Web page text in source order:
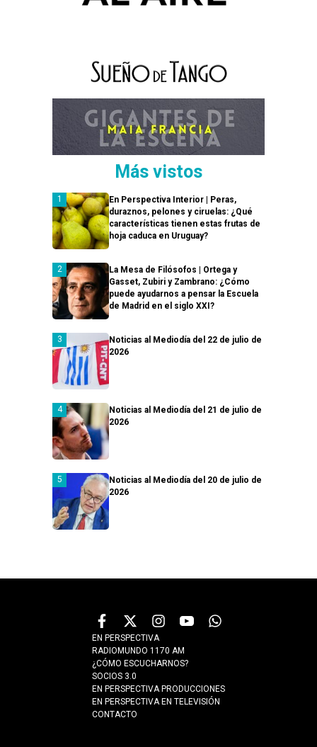
Más vistos
En Perspectiva Interior | Peras,
duraznos, pelones y ciruelas: ¿Qué
características tienen estas frutas de
hoja caduca en Uruguay?
La Mesa de Filósofos | Ortega y
Gasset, Zubiri y Zambrano: ¿Cómo
puede ayudarnos a pensar la Escuela
de Madrid en el siglo XXI?
Noticias al Mediodía del 22 de julio de
2026
Noticias al Mediodía del 21 de julio de
2026
Noticias al Mediodía del 20 de julio de
2026
EN PERSPECTIVA
RADIOMUNDO 1170 AM
¿CÓMO ESCUCHARNOS?
SOCIOS 3.0
EN PERSPECTIVA PRODUCCIONES
EN PERSPECTIVA EN TELEVISIÓN
CONTACTO